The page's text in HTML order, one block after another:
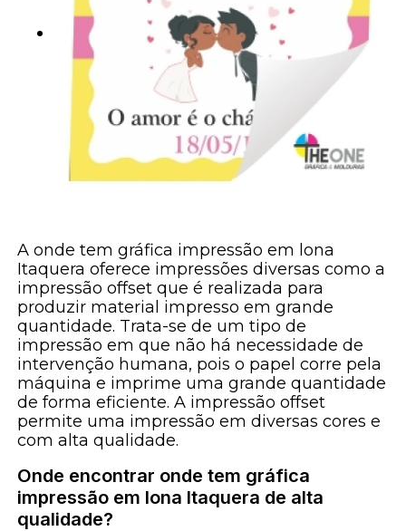
A onde tem gráfica impressão em lona
Itaquera oferece impressões diversas como a
impressão offset que é realizada para
produzir material impresso em grande
quantidade. Trata-se de um tipo de
impressão em que não há necessidade de
intervenção humana, pois o papel corre pela
máquina e imprime uma grande quantidade
de forma eficiente. A impressão offset
permite uma impressão em diversas cores e
com alta qualidade.
Onde encontrar onde tem gráfica
impressão em lona Itaquera de alta
qualidade?